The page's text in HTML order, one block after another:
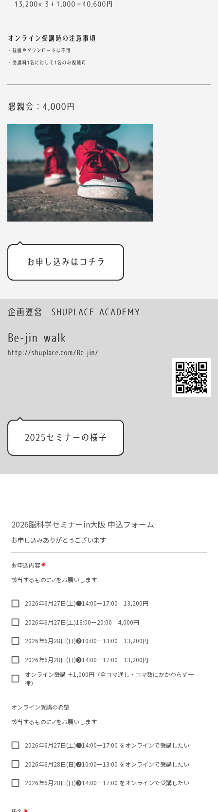
1 3,200×3＋1,000＝40,600円
オンライン受講時の注意事項
・録画やダウンロードは不可
・受講料1名に対して1名のみ視聴可
懇親会：4,000円
お申し込みはコチラ
企画運営 SHUPLACE ACADEMY
Be-jin walk
http://shuplace.com/Be-jin/
2025セミナーの様子